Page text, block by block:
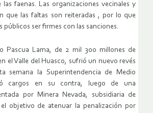
faenas. Las organizaciones vecinales y
que las faltas son reiteradas , por lo que
públicos ser firmes con las sanciones.
Pascua Lama, de 2 mil 300 millones de
el Valle del Huasco, sufrió un nuevo revés
semana la Superintendencia de Medio
cargos en su contra, luego de una
por Minera Nevada, subsidiaria de
objetivo de atenuar la penalización por